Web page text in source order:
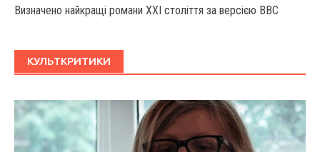
Визначено найкращі романи XXI століття за версією BBC
КУЛЬТКРИТИКИ